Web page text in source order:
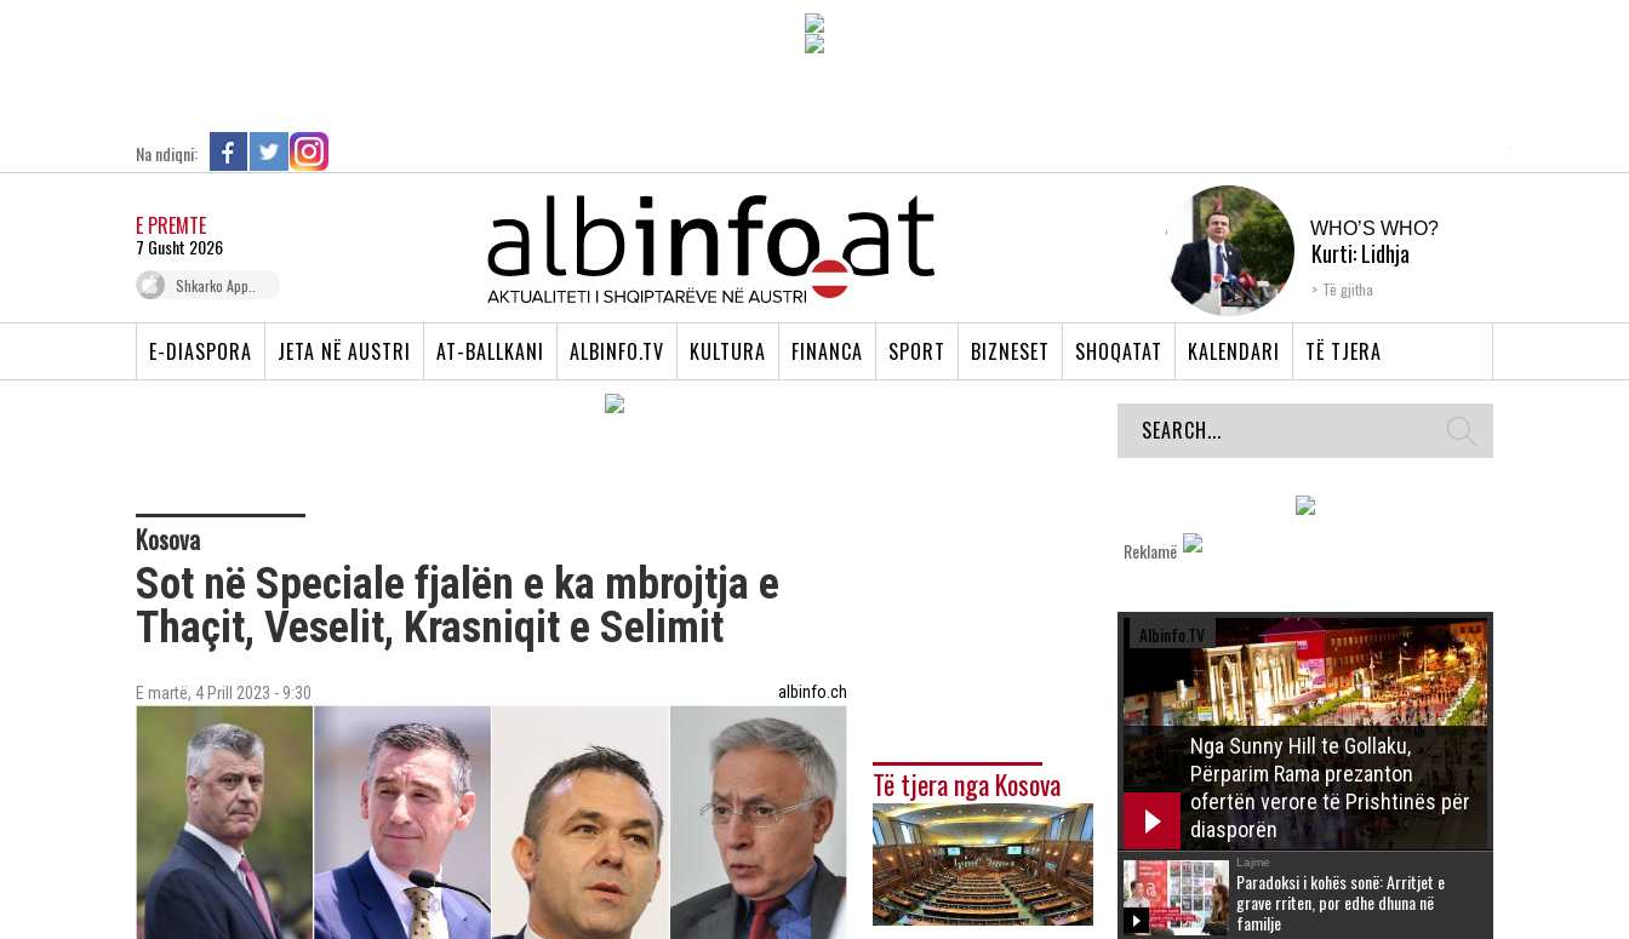
Na ndiqni:
E PREMTE
7 Gusht 2026
Shkarko App..
WHO’S WHO?
Kurti: Lidhja
Shqiptare e Prizrenit,
Të gjitha
E-DIASPORA JETA NË AUSTRI AT-BALLKANI ALBINFO.TV KULTURA FINANCA SPORT BIZNESET SHOQATAT KALENDARI TË TJERA
Kosova
Sot në Speciale fjalën e ka mbrojtja e
Thaçit, Veselit, Krasniqit e Selimit
E martë, 4 Prill 2023 - 9:30 albinfo.ch
Të tjera nga Kosova
Reklamë
Albinfo.TV
Nga Sunny Hill te Gollaku,
Përparim Rama prezanton
ofertën verore të Prishtinës për
diasporën
Lajme
Paradoksi i kohës sonë: Arritjet e
grave rriten, por edhe dhuna në
familje